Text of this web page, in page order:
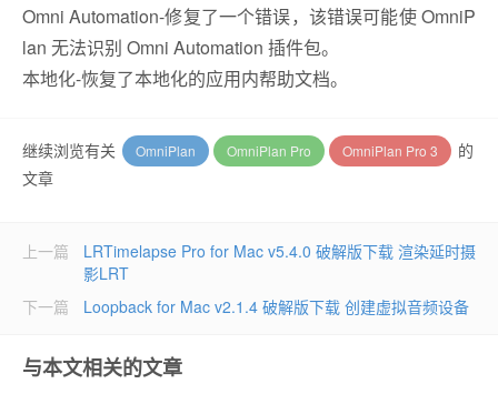
Omni Automation-修复了一个错误，该错误可能使 OmniP
lan 无法识别 Omni Automation 插件包。
本地化-恢复了本地化的应用内帮助文档。
继续浏览有关 OmniPlan OmniPlan Pro OmniPlan Pro 3
的
文章
上一篇
LRTimelapse Pro for Mac v5.4.0 破解版下载 渲染延时摄
影LRT
Loopback for Mac v2.1.4 破解版下载 创建虚拟音频设备
下一篇
与本文相关的文章